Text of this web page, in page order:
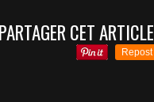
PARTAGER CET ARTICLE
Repost